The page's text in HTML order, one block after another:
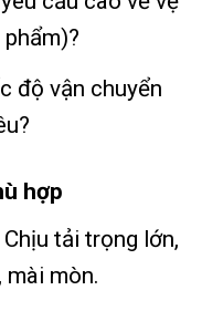
độ vận chuyển
hợp
tải trọng lớn,
mài mòn.